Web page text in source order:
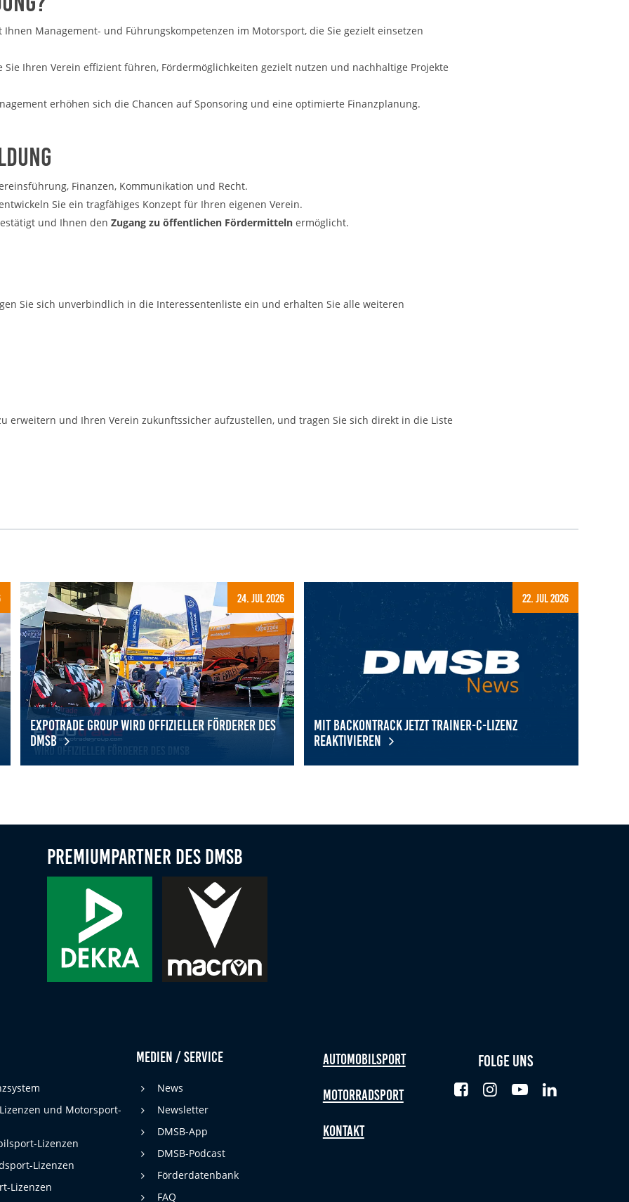
Ihnen Management- und Führungskompetenzen im Motorsport, die Sie gezielt einsetzen
Sie Ihren Verein effizient führen, Fördermöglichkeiten gezielt nutzen und nachhaltige Projekte
erhöhen sich die Chancen auf Sponsoring und eine optimierte Finanzplanung.
Finanzen, Kommunikation und Recht.
Sie ein tragfähiges Konzept für Ihren eigenen Verein.
und Ihnen den Zugang zu öffentlichen Fördermitteln ermöglicht.
Sie sich unverbindlich in die Interessentenliste ein und erhalten Sie alle weiteren
erweitern und Ihren Verein zukunftssicher aufzustellen, und tragen Sie sich direkt in die Liste
24. Jul 2026
Expotrade Group wird offizieller Förderer des
DMSB
22. Jul 2026
Mit BackOnTrack jetzt Trainer-C-Lizenz
reaktivieren
Premiumpartner des DMSB
und Motorsport-
Lizenzen
Lizenzen
Lizenzen
Medien / Service
News
Newsletter
DMSB-App
DMSB-Podcast
Förderdatenbank
FAQ
Automobilsport
Motorradsport
Kontakt
Folge uns